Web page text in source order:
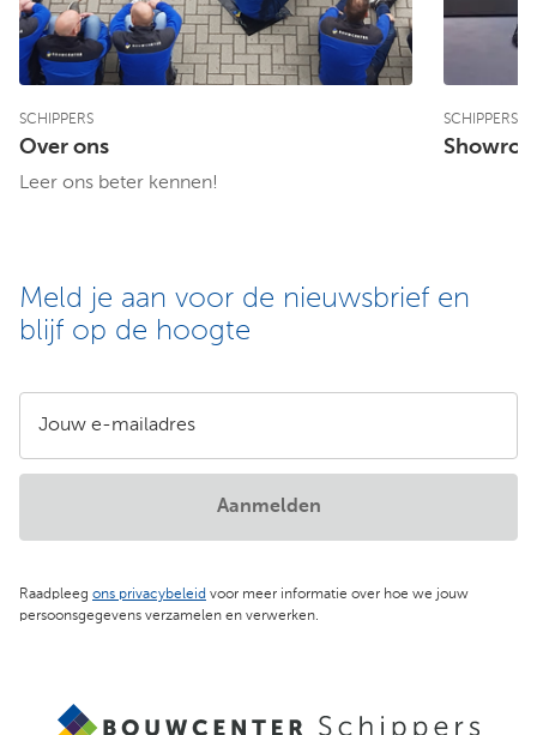
SCHIPPERS
Over ons
Leer ons beter kennen!
SCHIPPERS
Meld je aan voor de nieuwsbrief en
blijf op de hoogte
Jouw e-mailadres
Raadpleeg ons privacybeleid voor meer informatie over hoe we jouw
persoonsgegevens verzamelen en verwerken.
Aanmelden